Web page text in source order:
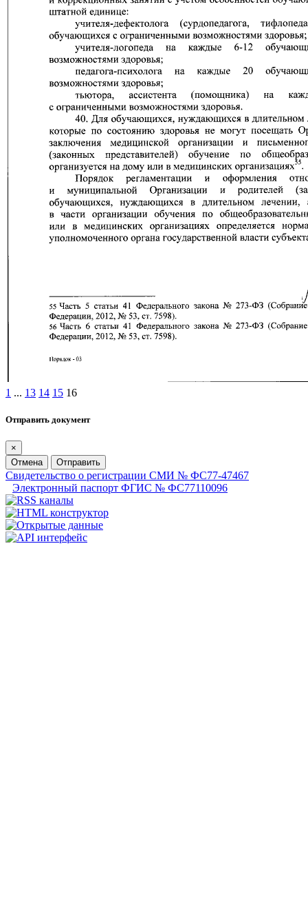
1 ... 13 14 15 16
Отправить документ
×
Отмена
Отправить
Свидетельство о регистрации СМИ № ФС77-47467
Электронный паспорт ФГИС № ФС77110096